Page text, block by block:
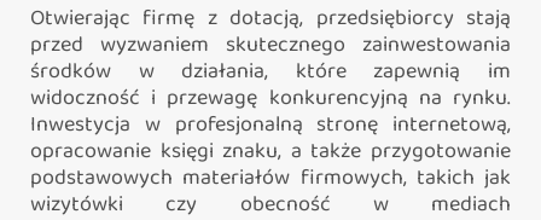
Otwierając firmę z dotacją, przedsiębiorcy stają
przed wyzwaniem skutecznego zainwestowania
środków w działania, które zapewnią im
widoczność i przewagę konkurencyjną na rynku.
Inwestycja w profesjonalną stronę internetową,
opracowanie księgi znaku, a także przygotowanie
podstawowych materiałów firmowych, takich jak
wizytówki czy obecność w mediach